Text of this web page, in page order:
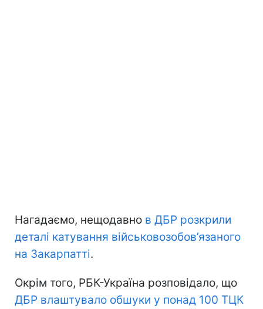
Нагадаємо, нещодавно в ДБР розкрили
деталі катування військовозобов’язаного
на Закарпатті.
Окрім того, РБК-Україна розповідало, що
ДБР влаштувало обшуки у понад 100 ТЦК